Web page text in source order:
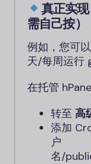
真正实
需自己按）
例如，您可
天/每周运行
在托管
转至 高
添加
户
名/